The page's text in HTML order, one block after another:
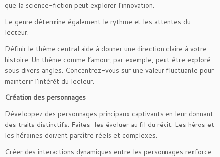
que la science-fiction peut explorer l’innovation.
Le genre détermine également le rythme et les attentes du
lecteur.
Définir le thème central aide à donner une direction claire à votre
histoire. Un thème comme l’amour, par exemple, peut être exploré
sous divers angles. Concentrez-vous sur une valeur fluctuante pour
maintenir l’intérêt du lecteur.
Création des personnages
Développez des personnages principaux captivants en leur donnant
des traits distinctifs. Faites-les évoluer au fil du récit. Les héros et
les héroïnes doivent paraître réels et complexes.
Créer des interactions dynamiques entre les personnages renforce